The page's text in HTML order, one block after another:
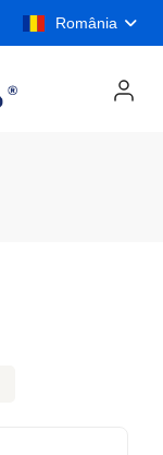
România